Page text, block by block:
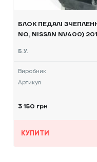
БЛОК ПЕДАЛІ
NO, NISSAN NV400)
Б.У.
Виробник
Артикул
3 150 грн
КУПИТИ